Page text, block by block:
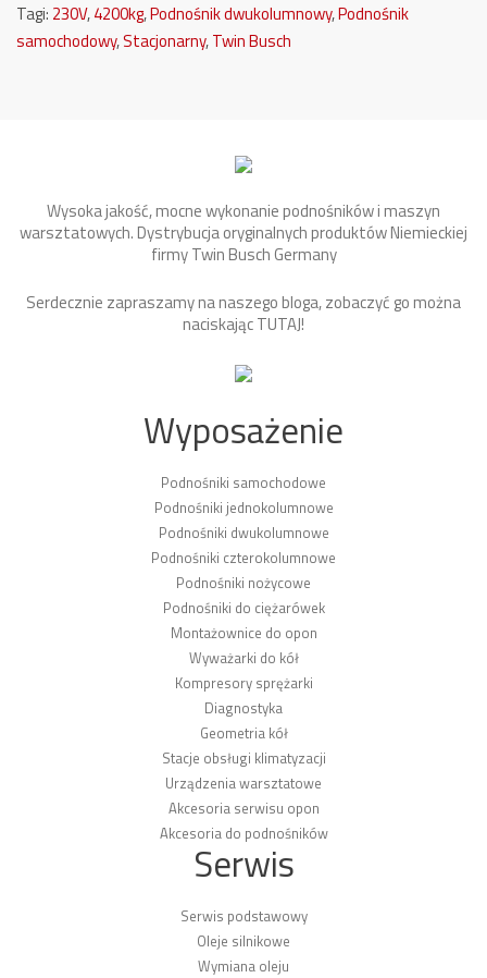
Tagi: 230V,4200kg,Podnośnik dwukolumnowy,Podnośnik
samochodowy,Stacjonarny,Twin Busch
Wysoka jakość, mocne wykonanie podnośników i maszyn
warsztatowych. Dystrybucja oryginalnych produktów Niemieckiej
firmy Twin Busch Germany
Serdecznie zapraszamy na naszego bloga, zobaczyć go można
naciskającTUTAJ!
Wyposażenie
Podnośniki samochodowe
Podnośniki jednokolumnowe
Podnośniki dwukolumnowe
Podnośniki czterokolumnowe
Podnośniki nożycowe
Podnośniki do ciężarówek
Montażownice do opon
Wyważarki do kół
Kompresory sprężarki
Diagnostyka
Geometria kół
Stacje obsługi klimatyzacji
Urządzenia warsztatowe
Akcesoria serwisu opon
Akcesoria do podnośników
Serwis
Serwis podstawowy
Oleje silnikowe
Wymiana oleju